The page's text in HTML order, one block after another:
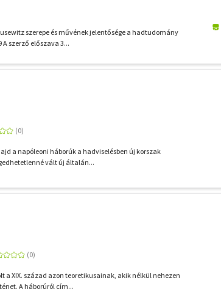
szerepe és művének jelentősége a hadtudomány
A szerző előszava 3...
a napóleoni háborúk a hadviselésben új korszak
vált új általán...
a XIX. század azon teoretikusainak, akik nélkül nehezen
A háborúról cím...